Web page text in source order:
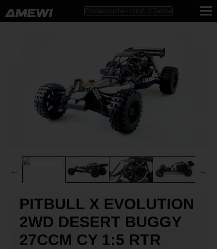
PITBULL X EVOLUTION
2WD DESERT BUGGY
27CCM CY 1:5 RTR